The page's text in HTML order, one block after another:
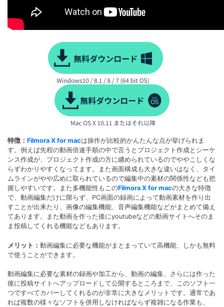
特徴： Filmora X for macは操作が比較的かんたんな点が挙げられま
す。例えば先程の動画倍速手順の中で言うとプロジェクト作成とシーケ
ンス作成が、プロジェクト作成の方に纏められているのでややこしくな
らずわかりやすくなってます。また画面構成も大きな違いはなく、タイ
ムラインがやや広めに取られているので編集中の素材の関係性なども把
握しやすいです。また多機能性もこのFilmora X for macの大きな特徴
で、動画編集だけに限らず、PC画面の録画によって動画素材を作り出
すことが出来たり、画像の編集機能、音声編集機能などがまとめて備え
てあります。また動画を作った後にyoutubeなどの動画サイトへそのま
ま投稿してくれる機能などもあります。
メリット： 動画編集に必要な機能がまとまっていて高機能、しかも無料
で使うことができます。
動画編集に必要な素材の録画や加工から、動画の編集、さらには作った
後に投稿サイトへアップロードして公開するところまで、このソフト一
つですべてカバーしてくれるのが非常に大きなメリットです。通常であ
れば複数の様々なソフトを併用しなければならず複雑になる作業も、